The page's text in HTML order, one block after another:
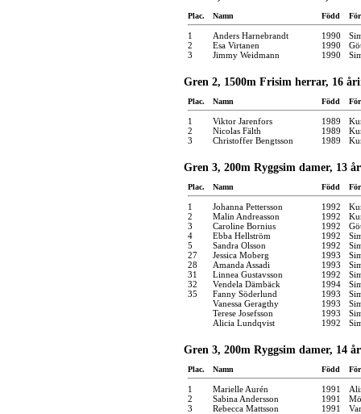
Plac. Namn Född
1 Anders Harnebrandt 1990
2
Esa Virtanen 1990
3
Jimmy Weidmann 1990
Gren 2, 1500m Frisim herrar, 16
Plac. Namn Född
1 Viktor Jarenfors 1989
2
Nicolas Fälth 1989
3
Christoffer Bengtsson 1989
Gren 3, 200m Ryggsim damer, 13
Plac. Namn Född
1 Johanna Pettersson 1992
2
Malin Andreasson 1992
3
Caroline Bornius 1992
4
Ebba Hellström 1992
5
Sandra Olsson 1992
27
Jessica Moberg 1993
28
Amanda Assadi 1993
31
Linnea Gustavsson 1992
32
Vendela Dämbäck 1994
35
Fanny Söderlund 1993
Vanessa Geragthy
1993
Terese Josefsson
1993
Alicia Lundqvist
1992
Gren 3, 200m Ryggsim damer, 14
Plac. Namn Född
1 Marielle Aurén 1991
2
Sabina Andersson 1991
3
Rebecca Mattsson 1991